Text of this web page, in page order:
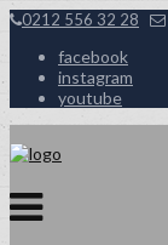
0212 556 32 28
facebook
instagram
youtube